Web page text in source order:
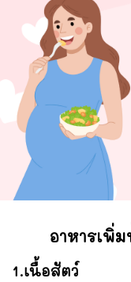
อาหารเพิ่
1.เนื้อสัตว์